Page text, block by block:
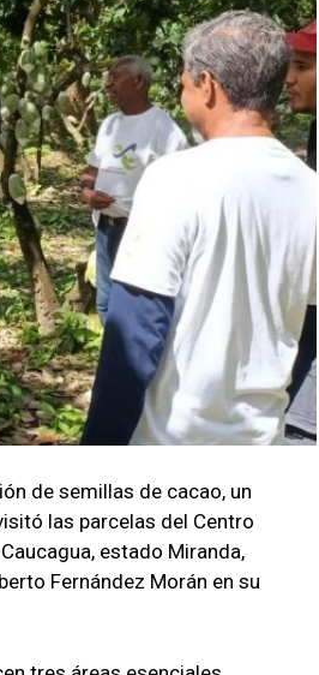
de semillas de cacao, un
las parcelas del Centro
estado Miranda,
Fernández Morán en su